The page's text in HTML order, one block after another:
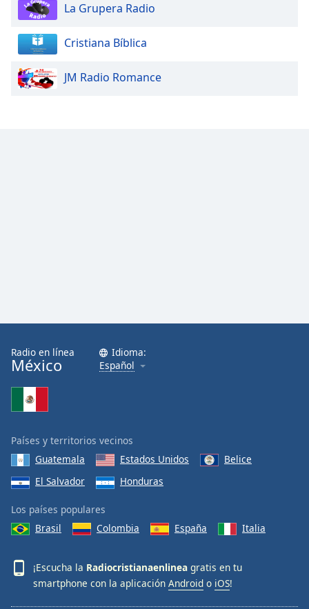
La Grupera Radio
Cristiana Bíblica
JM Radio Romance
Radio en línea
México
Idioma:
Español
Países y territorios vecinos
Guatemala
Estados Unidos
Belice
El Salvador
Honduras
Los países populares
Brasil
Colombia España Italia
¡Escucha la Radiocristianaenlinea gratis en tu
smartphone con la aplicación Android o iOS!